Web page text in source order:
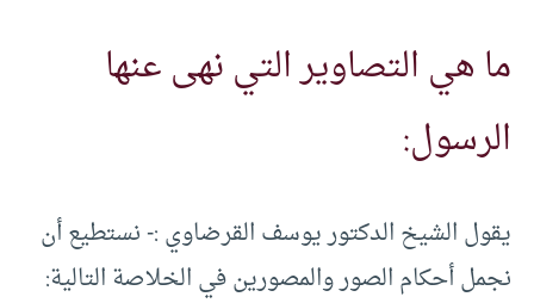
ما هي التصاوير التي نهى عنها
الرسول:
يقول الشيخ الدكتور يوسف القرضاوي :- نستطيع أن
نجمل أحكام الصور والمصورين في الخلاصة التالية: